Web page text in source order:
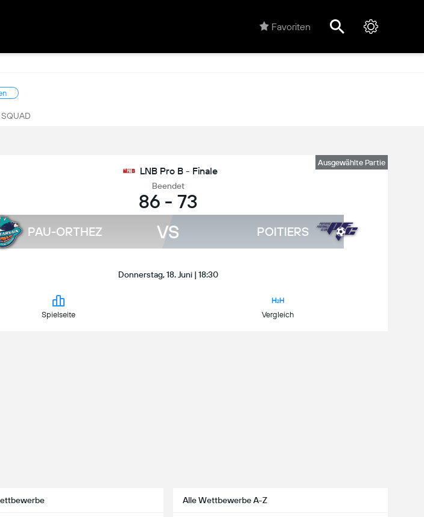
Favoriten
SQUAD
Ausgewählte Partie
LNB Pro B - Finale
Beendet
86 - 73
PAU-ORTHEZ VS POITIERS
Donnerstag, 18. Juni | 18:30
Spielseite Vergleich
Alle Wettbewerbe A-Z